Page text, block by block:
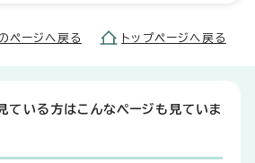
ページへ戻る トップページへ戻る
ている方はこんなページも見ていま